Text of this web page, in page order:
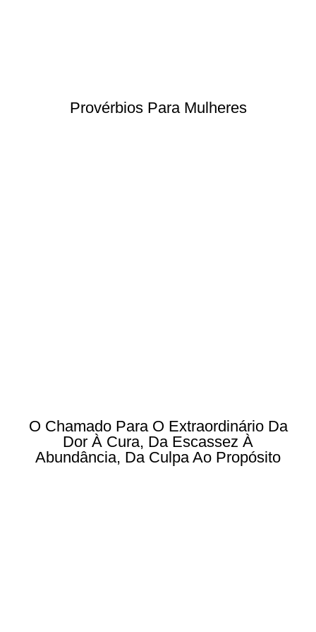
Provérbios Para Mulheres
O Chamado Para O Extraordinário Da
Dor À Cura, Da Escassez À
Abundância, Da Culpa Ao Propósito